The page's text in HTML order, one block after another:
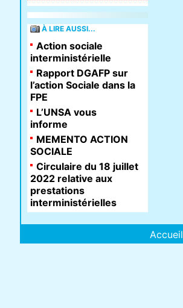
À LIRE AUSSI...
Action sociale
interministérielle
Rapport DGAFP sur
l’action Sociale dans la
FPE
L’UNSA vous
informe
MEMENTO ACTION
SOCIALE
Circulaire du 18 juillet
2022 relative aux
prestations
interministérielles
Accueil